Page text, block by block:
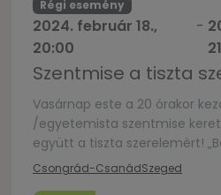
Régi esemény
2024. február 18.,
20:00
-
Szentmise a tiszta
Vasárnap este a 20 órakor
/egyetemista szentmise
együtt a tiszta szerelemèrt!
szívűek, mert meglátják az
Csongrád-CsanádSzeged